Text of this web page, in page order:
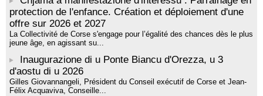
protection de l'enfance. Création et déploiement d'une
offre sur 2026 et 2027
La Collectivité de Corse s'engage pour l’égalité des chances dès le plus
jeune âge, en agissant su...
Inaugurazione di u Ponte Biancu d'Orezza, u 3
d'aostu di u 2026
Gilles Giovannangeli, Président du Conseil exécutif de Corse et Jean-
Félix Acquaviva, Conseille...